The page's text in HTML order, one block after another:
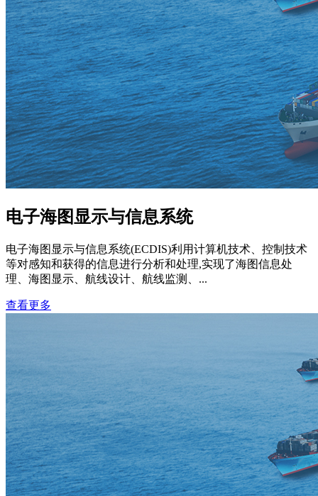
电子海图显示与信息系统
电子海图显示与信息系统(ECDIS)利用计算机技术、控制技术
等对感知和获得的信息进行分析和处理,实现了海图信息处
理、海图显示、航线设计、航线监测、...
查看更多